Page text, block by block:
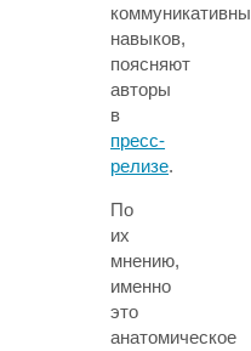
навыков,
поясняют
авторы
в
пресс-
релизе.
По
их
мнению,
именно
это
анатомическое